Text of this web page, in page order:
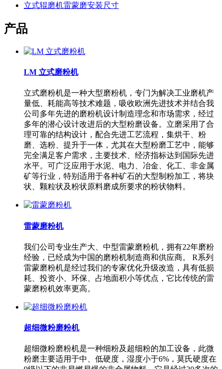
立式辊磨机雷蒙磨安装尺寸
产品
LM 立式磨粉机
立式磨粉机是一种大型磨粉机，专门为解决工业磨机产
量低、耗能高等技术难题，吸收欧洲先进技术并结合我
公司多年先进的磨粉机设计制造理念和市场需求，经过
多年的潜心设计改进后的大型粉磨设备。立磨采用了合
理可靠的结构设计，配合先进工艺流程，集烘干、粉
磨、选粉、提升于一体，尤其在大型粉磨工艺中，能够
完全满足客户需求，主要技术、经济指标达到国际先进
水平。可广泛应用于水泥、电力、冶金、化工、非金属
矿等行业，特别适用于各种矿石的大型制粉加工，将块
状、颗粒状及粉状原料磨成所要求的粉状物料。
雷蒙磨粉机
我们公司专业生产大、中型雷蒙磨粉机，拥有22年磨粉
经验，已经成为中国的磨粉机制造商和供应商。 R系列
雷蒙磨粉机是经过我们的专家优化升级改造，具有低损
耗、投资小、环保、占地面积小等优点，它比传统的雷
蒙磨粉机效率更高。
超细微粉磨粉机
超细微粉磨粉机是一种细粉及超细粉的加工设备，此微
粉磨主要适用于中、低硬度，湿度小于6%，莫氏硬度在